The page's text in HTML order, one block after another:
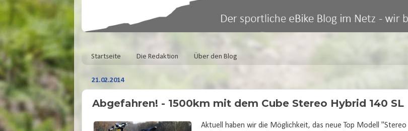
Startseite Die Redaktion Über den Blog
21.02.2014
Abgefahren! - 1500km mit dem Cube Stereo Hybrid 140 SL
Aktuell haben wir die Möglichkeit, das neue Top Modell "Stereo